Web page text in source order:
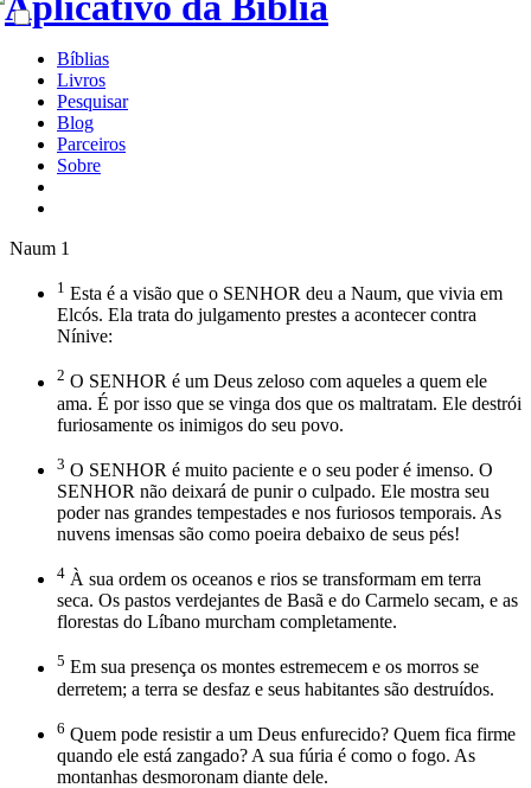
Bíblias
Livros
Pesquisar
Blog
Parceiros
Sobre
Naum 1
1 Esta é a visão que o SENHOR deu a Naum, que vivia em
Elcós. Ela trata do julgamento prestes a acontecer contra
Nínive:
2 O SENHOR é um Deus zeloso com aqueles a quem ele
ama. É por isso que se vinga dos que os maltratam. Ele destrói
furiosamente os inimigos do seu povo.
3 O SENHOR é muito paciente e o seu poder é imenso. O
SENHOR não deixará de punir o culpado. Ele mostra seu
poder nas grandes tempestades e nos furiosos temporais. As
nuvens imensas são como poeira debaixo de seus pés!
4 À sua ordem os oceanos e rios se transformam em terra
seca. Os pastos verdejantes de Basã e do Carmelo secam, e as
florestas do Líbano murcham completamente.
5 Em sua presença os montes estremecem e os morros se
derretem; a terra se desfaz e seus habitantes são destruídos.
6 Quem pode resistir a um Deus enfurecido? Quem fica firme
quando ele está zangado? A sua fúria é como o fogo. As
montanhas desmoronam diante dele.